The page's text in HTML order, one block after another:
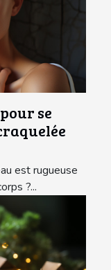
se
est rugueuse
?...